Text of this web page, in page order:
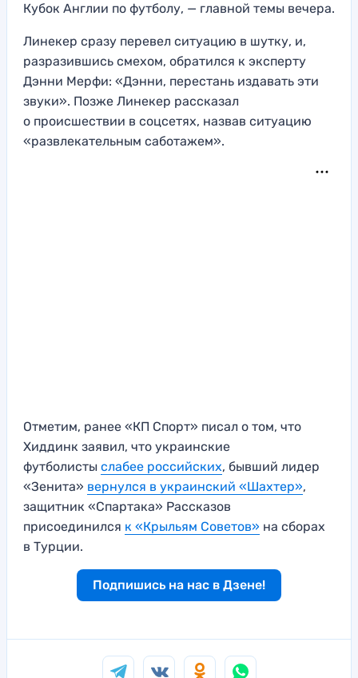
Кубок Англии по футболу, — главной темы вечера.
Линекер сразу перевел ситуацию в шутку, и,
разразившись смехом, обратился к эксперту
Дэнни Мерфи: «Дэнни, перестань издавать эти
звуки». Позже Линекер рассказал
о происшествии в соцсетях, назвав ситуацию
«развлекательным саботажем».
Отметим, ранее «КП Спорт» писал о том, что
Хиддинк заявил, что украинские
футболисты слабее российских, бывший лидер
«Зенита» вернулся в украинский «Шахтер»,
защитник «Спартака» Рассказов
присоединился к «Крыльям Советов» на сборах
в Турции.
Подпишись на нас в Дзене!